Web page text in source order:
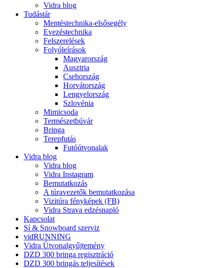
Vidra blog
Tudástár
Mentéstechnika-elsősegély
Evezéstechnika
Felszerelések
Folyóleírások
Magyarország
Ausztria
Csehország
Horvátország
Lengyelország
Szlovénia
Mimicsoda
Természetbúvár
Bringa
Terepfutás
Futóútvonalak
Vidra blog
Vidra blog
Vidra Instagram
Bemutatkozás
A túravezetők bemutatkozása
Vizitúra fényképek (FB)
Vidra Strava edzésnapló
Kapcsolat
Sí & Snowboard szerviz
vidRUNNING
Vidra Útvonalgyűjtemény
DZD 300 bringa regisztráció
DZD 300 bringás teljesítések